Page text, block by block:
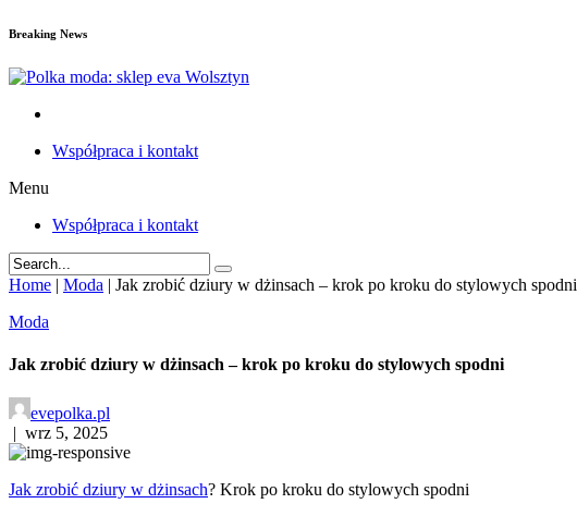
Breaking News
Współpraca i kontakt
Menu
Współpraca i kontakt
Home | Moda | Jak zrobić dziury w dżinsach – krok po kroku do stylowych spodni
Moda
Jak zrobić dziury w dżinsach – krok po kroku do stylowych spodni
evepolka.pl
wrz 5, 2025
Jak zrobić dziury w dżinsach? Krok po kroku do stylowych spodni